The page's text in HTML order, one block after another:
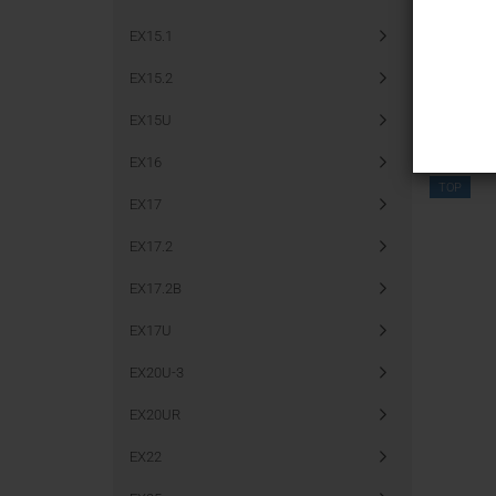
TOP
EX15.1
EX15.2
EX15U
EX16
EX17
EX17.2
EX17.2B
EX17U
EX20U-3
EX20UR
EX22